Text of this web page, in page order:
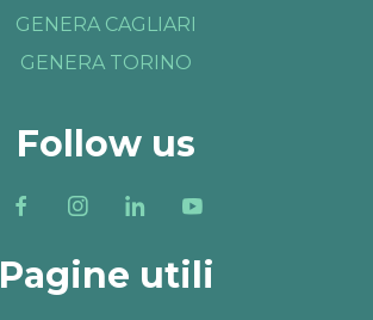
GENERA CAGLIARI
GENERA TORINO
Follow us
Pagine utili